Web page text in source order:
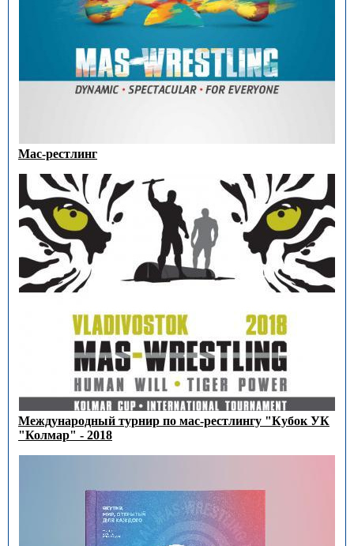
Мас-рестлинг
Международный турнир по мас-рестлингу "Кубок УК
"Колмар" - 2018